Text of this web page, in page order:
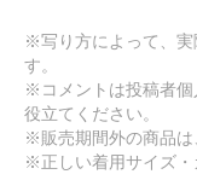
※写り方によって、実
す。
※コメントは投稿者個
役立てください。
※販売期間外の商品は
※正しい着用サイズ・